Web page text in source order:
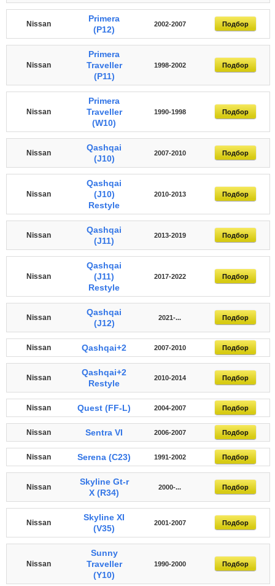
Nissan
Primera
(P12)
2002-2007 Подбор
Nissan
Primera
Traveller
(P11)
1998-2002 Подбор
Nissan
Primera
Traveller
(W10)
1990-1998 Подбор
Nissan
Qashqai
(J10)
2007-2010 Подбор
Nissan
Qashqai
(J10)
Restyle
2010-2013 Подбор
Nissan
Qashqai
(J11)
2013-2019 Подбор
Nissan
Qashqai
(J11)
Restyle
2017-2022 Подбор
Nissan
Qashqai
(J12)
2021-... Подбор
Nissan Qashqai+2 2007-2010 Подбор
Nissan
Qashqai+2
Restyle
2010-2014 Подбор
Nissan Quest (FF-L) 2004-2007 Подбор
Nissan Sentra VI 2006-2007 Подбор
Nissan Serena (C23) 1991-2002 Подбор
Nissan
Skyline Gt-r
X (R34)
2000-... Подбор
Nissan
Skyline XI
(V35)
2001-2007 Подбор
Nissan
Sunny
Traveller
(Y10)
1990-2000 Подбор